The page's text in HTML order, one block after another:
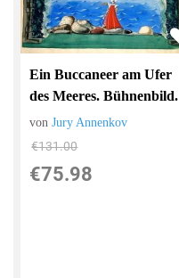
Ein Buccaneer am Ufer
des Meeres. Bühnenbild.
vonJury Annenkov
€131.00
€75.98